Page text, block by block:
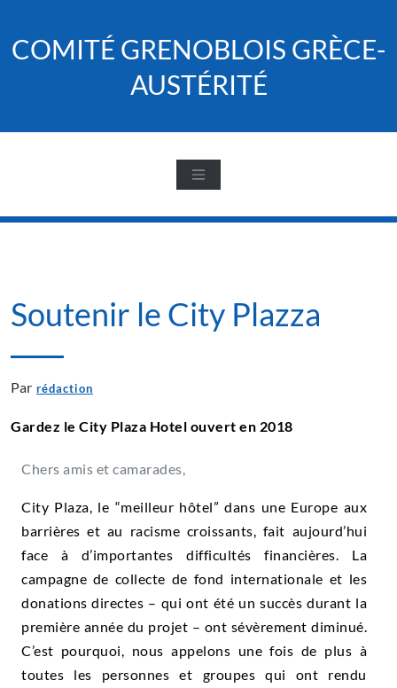
content
COMITÉ GRENOBLOIS GRÈCE-
AUSTÉRITÉ
Soutenir le City Plazza
Par rédaction
Gardez le City Plaza Hotel ouvert en 2018
Chers amis et camarades,
City Plaza, le “meilleur hôtel” dans une Europe aux
barrières et au racisme croissants, fait aujourd’hui
face à d’importantes difficultés financières. La
campagne de collecte de fond internationale et les
donations directes – qui ont été un succès durant la
première année du projet – ont sévèrement diminué.
C’est pourquoi, nous appelons une fois de plus à
toutes les personnes et groupes qui ont rendu